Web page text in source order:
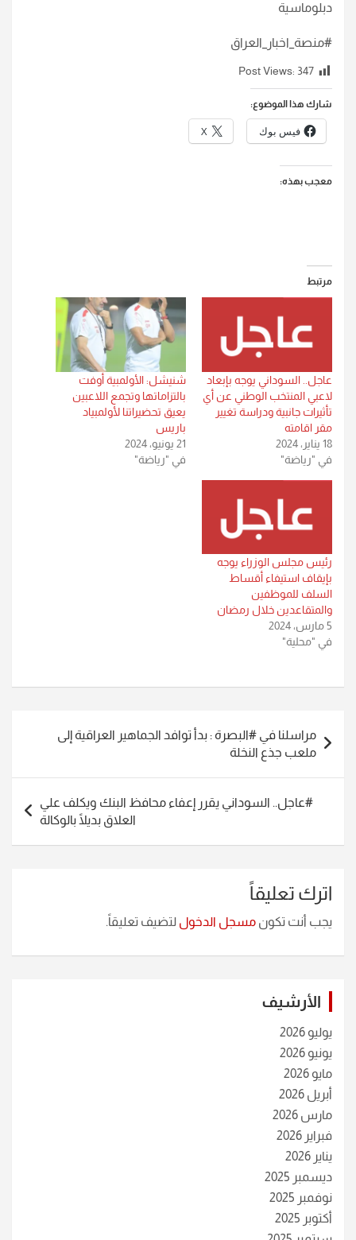
دبلوماسية
#منصة_اخبار_العراق
Post Views: 347
شارك هذا الموضوع:
فيس بوك X
معجب بهذه:
مرتبط
عاجل.. السوداني يوجه بإبعاد
لاعبي المنتخب الوطني عن أي
تأثيرات جانبية ودراسة تغيير
مقر اقامته
18 يناير، 2024
في "رياضة"
شنيشل: الأولمبية أوفت
بالتزاماتها وتجمع اللاعبين
يعيق تحضيراتنا لأولمبياد
باريس
21 يونيو، 2024
في "رياضة"
رئيس مجلس الوزراء يوجه
بإيقاف استيفاء أقساط
السلف للموظفين
والمتقاعدين خلال رمضان
5 مارس، 2024
في "محلية"
المقالات
مراسلنا في #البصرة : بدأ توافد الجماهير العراقية إلى
ملعب جذع النخلة
#عاجل.. السوداني يقرر إعفاء محافظ البنك ويكلف علي
العلاق بديلًا بالوكالة
اترك تعليقاً
يجب أنت تكون مسجل الدخول لتضيف تعليقاً.
الأرشيف
يوليو 2026
يونيو 2026
مايو 2026
أبريل 2026
مارس 2026
فبراير 2026
يناير 2026
ديسمبر 2025
نوفمبر 2025
أكتوبر 2025